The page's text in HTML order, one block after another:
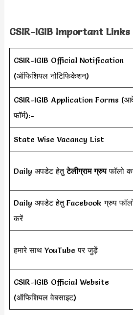
CSIR-IGIB Important Links
CSIR-IGIB Official Notification
(ऑफिशियल नोटिफिकेशन)
CSIR-IGIB Application Forms
फॉर्म):-
State Wise Vacancy List
Daily अपडेट हेतुटेलीग्राम ग्रुपफॉलो
Daily अपडेट हेतु Facebook ग्रुप
करें
हमारे साथ YouTube पर जुड़ें
CSIR-IGIB Official Website
(ऑफिशियल वेबसाइट)